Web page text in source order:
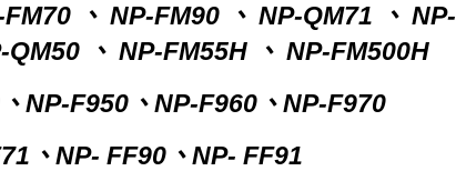
、 NP-FM90 、 NP-QM71 、 NP-
、 NP-FM55H 、 NP-FM500H
NP-F950、NP-F960、NP-F970
、NP- FF90、NP- FF91